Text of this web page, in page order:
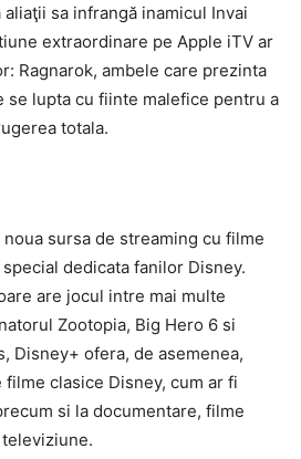
sa infrangă inamicul Invai
extraordinare pe Apple iTV ar
Ragnarok, ambele care prezinta
se lupta cu fiinte malefice pentru a
totala.
sursa de streaming cu filme
dedicata fanilor Disney.
are jocul intre mai multe
Zootopia, Big Hero 6 si
Disney+ ofera, de asemenea,
clasice Disney, cum ar fi
si la documentare, filme